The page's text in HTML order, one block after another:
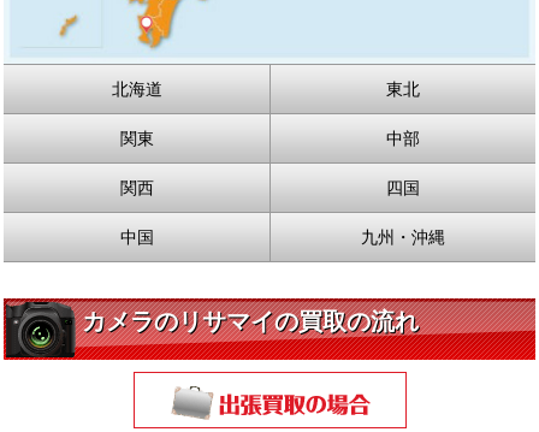
北海道 東北
関東 中部
関西 四国
中国 九州・沖縄